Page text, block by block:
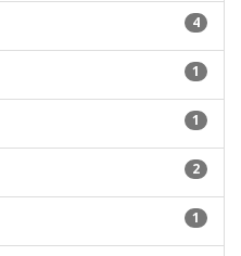
4
1
1
2
1